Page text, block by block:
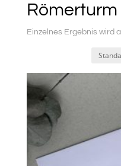
Römerturm
Einzelnes Ergebnis wird